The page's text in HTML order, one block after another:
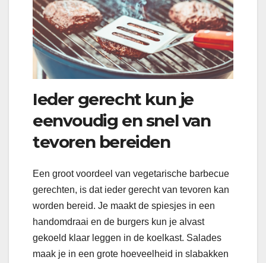
Ieder gerecht kun je
eenvoudig en snel van
tevoren bereiden
Een groot voordeel van vegetarische barbecue
gerechten, is dat ieder gerecht van tevoren kan
worden bereid. Je maakt de spiesjes in een
handomdraai en de burgers kun je alvast
gekoeld klaar leggen in de koelkast. Salades
maak je in een grote hoeveelheid in slabakken